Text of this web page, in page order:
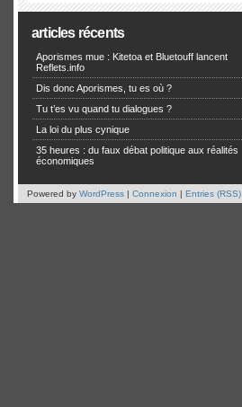
articles récents
Aporismes mue : Kitetoa et Bluetouff lancent
Reflets.info
Dis donc Aporismes, tu es où ?
Tu t’es vu quand tu dialogues ?
La loi du plus cynique
35 heures : du faux débat politique aux réalités
économiques
Powered by WordPress | Connexion | Entries (RSS)